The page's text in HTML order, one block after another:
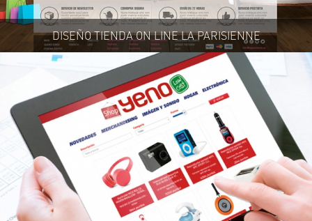
DISEÑO TIENDA ON LINE LA PARISIENNE